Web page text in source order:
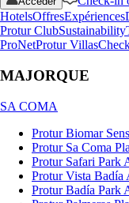
HotelsOffresExpériences
Protur ClubSustainability
ProNetProtur Villas
MAJORQUE
SA COMA
Protur Biomar
Protur Sa Coma
Protur Safari Park
Protur Vista Badía
Protur Badía Park